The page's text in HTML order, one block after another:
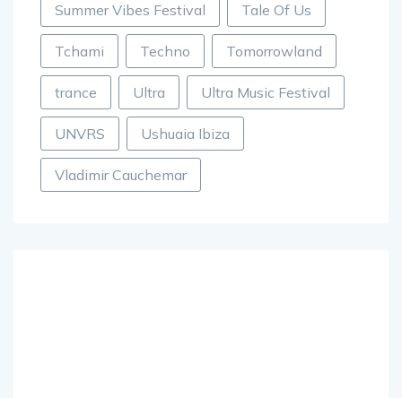
Summer Vibes Festival Tale Of Us
Tchami Techno Tomorrowland
trance Ultra Ultra Music Festival
UNVRS Ushuaia Ibiza
Vladimir Cauchemar